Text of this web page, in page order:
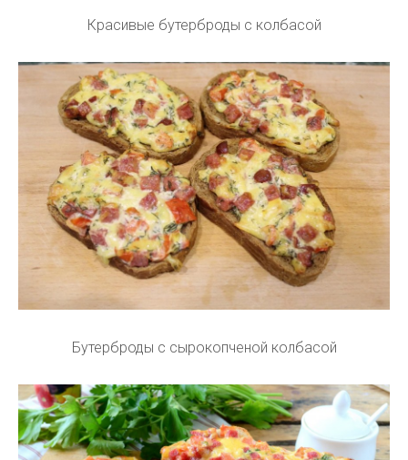
Красивые бутерброды с колбасой
Бутерброды с сырокопченой колбасой